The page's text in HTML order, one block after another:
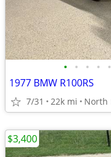
• • • • •
1977 BMW R100RS
7/31 22k mi North
$3,400